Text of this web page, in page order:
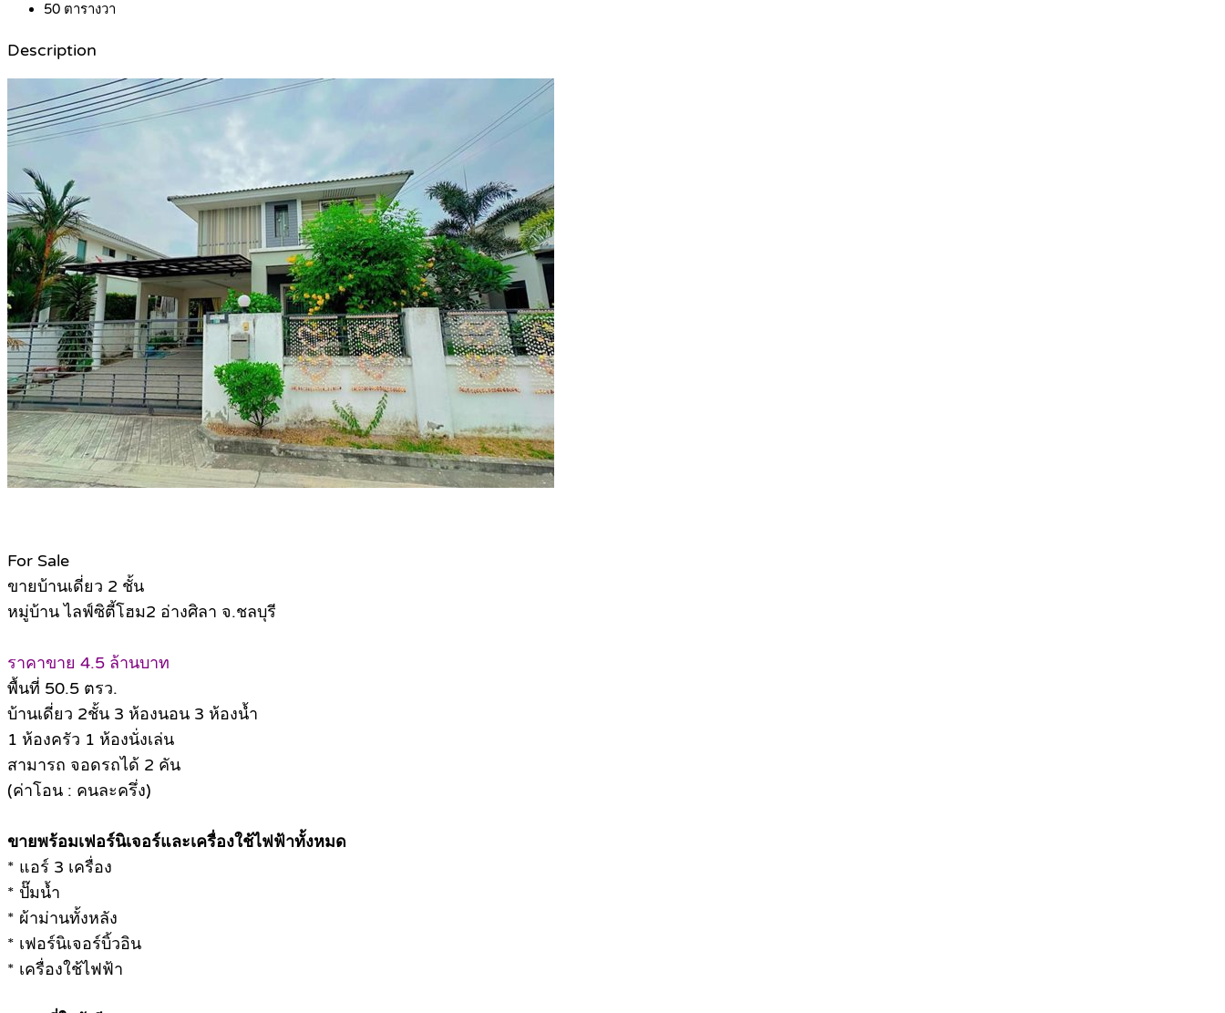
50 ตารางวา
Description
For Sale
ขายบ้านเดี่ยว 2 ชั้น
หมู่บ้าน ไลฟ์ซิตี้โฮม2 อ่างศิลา จ.ชลบุรี
ราคาขาย 4.5 ล้านบาท
พื้นที่ 50.5 ตรว.
บ้านเดี่ยว 2ชั้น 3 ห้องนอน 3 ห้องน้ำ
1 ห้องครัว 1 ห้องนั่งเล่น
สามารถ จอดรถได้ 2 คัน
(ค่าโอน : คนละครึ่ง)
ขายพร้อมเฟอร์นิเจอร์และเครื่องใช้ไฟฟ้าทั้งหมด
* แอร์ 3 เครื่อง
* ปั๊มน้ำ
* ผ้าม่านทั้งหลัง
* เฟอร์นิเจอร์บิ้วอิน
* เครื่องใช้ไฟฟ้า